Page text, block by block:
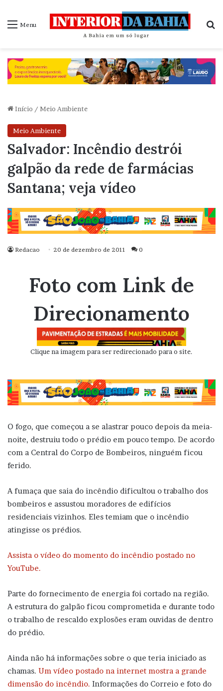
Menu
Início / Meio Ambiente
Meio Ambiente
Salvador: Incêndio destrói
galpão da rede de farmácias
Santana; veja vídeo
Redacao 20 de dezembro de 2011 0
Foto com Link de
Direcionamento
Clique na imagem para ser redirecionado para o site.
O fogo, que começou a se alastrar pouco depois da meia-
noite, destruiu todo o prédio em pouco tempo. De acordo
com a Central do Corpo de Bombeiros, ninguém ficou
ferido.
A fumaça que saia do incêndio dificultou o trabalho dos
bombeiros e assustou moradores de edifícios
residenciais vizinhos. Eles temiam que o incêndio
atingisse os prédios.
Assista o vídeo do momento do incêndio postado no
YouTube.
Parte do fornecimento de energia foi cortado na região.
A estrutura do galpão ficou comprometida e durante todo
o trabalho de rescaldo explosões eram ouvidas de dentro
do prédio.
Ainda não há informações sobre o que teria iniciado as
chamas. Um vídeo postado na internet mostra a grande
dimensão do incêndio. Informações do Correio e foto do